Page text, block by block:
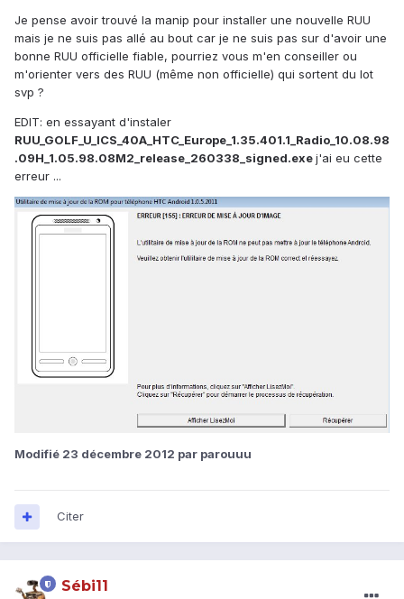
Je pense avoir trouvé la manip pour installer une nouvelle RUU
mais je ne suis pas allé au bout car je ne suis pas sur d'avoir une
bonne RUU officielle fiable, pourriez vous m'en conseiller ou
m'orienter vers des RUU (même non officielle) qui sortent du lot
svp ?
EDIT: en essayant d'instaler
RUU_GOLF_U_ICS_40A_HTC_Europe_1.35.401.1_Radio_10.08.98
.09H_1.05.98.08M2_release_260338_signed.exej'ai eu cette
erreur ...
Modifié 23 décembre 2012 par parouuu
Citer
Sébi11